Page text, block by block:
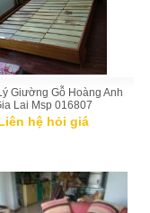
Giường Gỗ Hoàng Anh
Lai Msp 016807
hệ hỏi giá